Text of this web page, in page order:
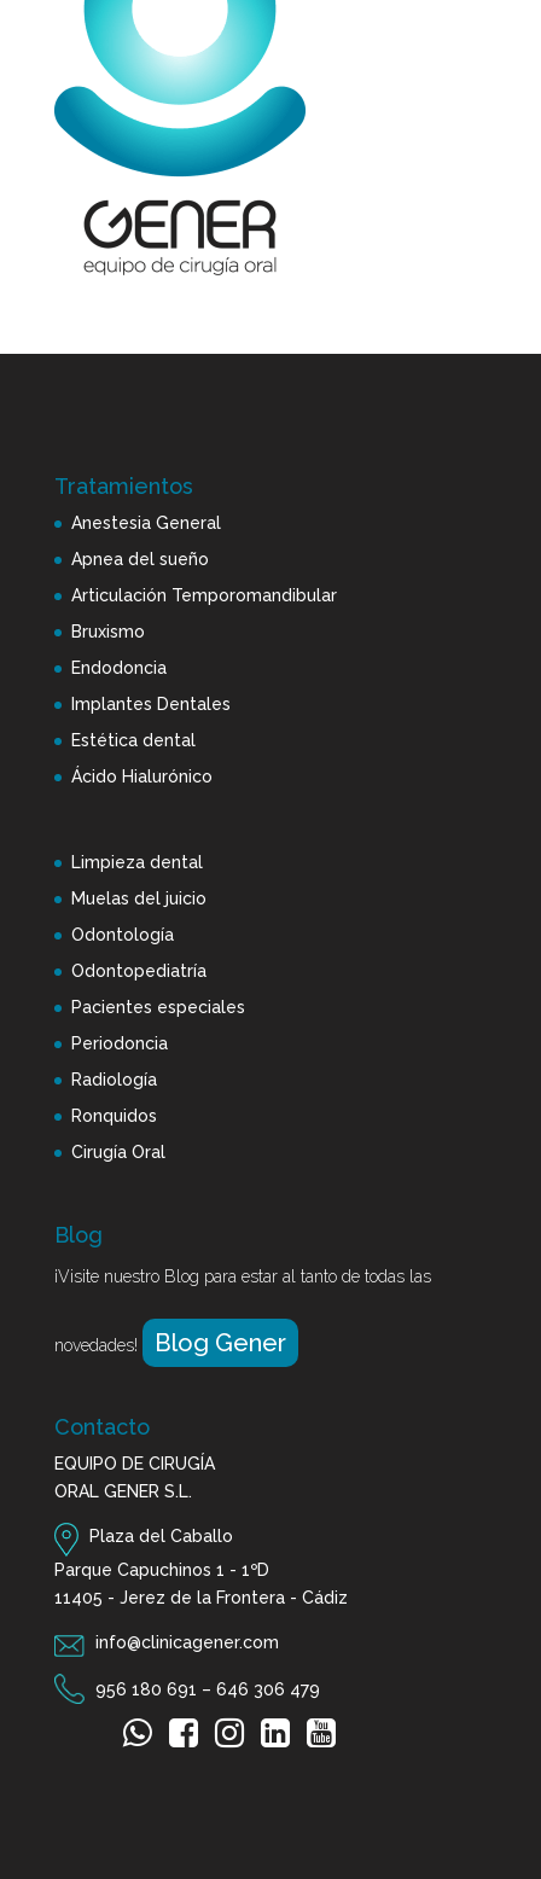
Tratamientos
Anestesia General
Apnea del sueño
Articulación Temporomandibular
Bruxismo
Endodoncia
Implantes Dentales
Estética dental
Ácido Hialurónico
Limpieza dental
Muelas del juicio
Odontología
Odontopediatría
Pacientes especiales
Periodoncia
Radiología
Ronquidos
Cirugía Oral
Blog
¡Visite nuestro Blog para estar al tanto de todas las
novedades! Blog Gener
Contacto
EQUIPO DE CIRUGÍA
ORAL GENER S.L.
Plaza del Caballo
Parque Capuchinos 1 - 1ºD
11405 - Jerez de la Frontera - Cádiz
info@clinicagener.com
956 180 691 – 646 306 479